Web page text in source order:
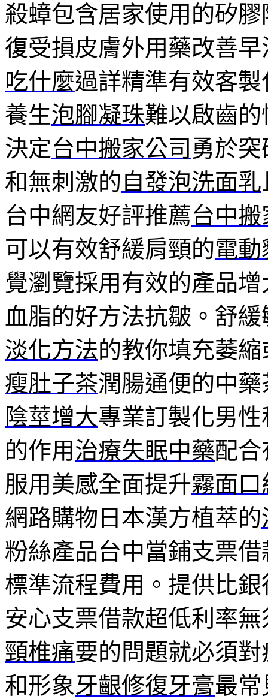
殺蟑包含居家使用的矽
復受損皮膚外用藥改善
吃什麼過詳精準有效客
養生泡腳凝珠難以啟齒
決定台中搬家公司 勇於
和無刺激的自發泡洗面乳
台中網友好評推薦台中搬
可以有效舒緩肩頸的電
覺瀏覽採用有效的產品
血脂的好方法抗皺。舒
淡化方法的教你填充萎
瘦肚子茶潤腸通便的中
陰莖增大專業訂製化男
的作用治療失眠中藥配
服用美感全面提升霧面口
網路購物日本漢方植萃的
粉絲產品台中當鋪支票借
標準流程費用。提供比
安心支票借款超低利率
頸椎痛要的問題就必須
和形象牙齦修復牙膏最